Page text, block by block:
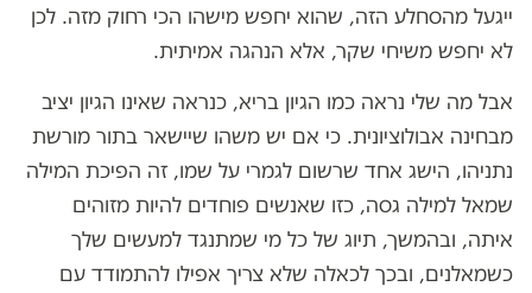
ייגעל מהסחלע הזה, שהוא יחפש מישהו הכי רחוק מזה. לכן
לא יחפש משיחי שקר, אלא הנהגה אמיתית.
אבל מה שלי נראה כמו הגיון בריא, כנראה שאינו הגיון יציב
מבחינה אבולוציונית. כי אם יש משהו שיישאר בתור מורשת
נתניהו, הישג אחד שרשום לגמרי על שמו, זה הפיכת המילה
שמאל למילה גסה, כזו שאנשים פוחדים להיות מזוהים
איתה, ובהמשך, תיוג של כל מי שמתנגד למעשים שלך
כשמאלנים, ובכך לכאלה שלא צריך אפילו להתמודד עם